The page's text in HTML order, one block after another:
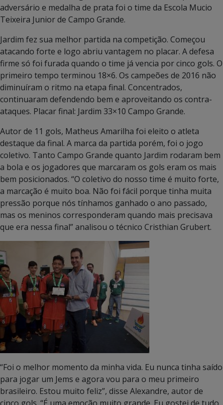
adversário e medalha de prata foi o time da Escola Mucio
Teixeira Junior de Campo Grande.
Jardim fez sua melhor partida na competição. Começou
atacando forte e logo abriu vantagem no placar. A defesa
firme só foi furada quando o time já vencia por cinco gols. O
primeiro tempo terminou 18×6. Os campeões de 2016 não
diminuíram o ritmo na etapa final. Concentrados,
continuaram defendendo bem e aproveitando os contra-
ataques. Placar final: Jardim 33×10 Campo Grande.
Autor de 11 gols, Matheus Amarilha foi eleito o atleta
destaque da final. A marca da partida porém, foi o jogo
coletivo. Tanto Campo Grande quanto Jardim rodaram bem
a bola e os jogadores que marcaram os gols eram os mais
bem posicionados. “O coletivo do nosso time é muito forte,
a marcação é muito boa. Não foi fácil porque tinha muita
pressão porque nós tínhamos ganhado o ano passado,
mas os meninos corresponderam quando mais precisava
que era nessa final” analisou o técnico Cristhian Grubert.
“Foi o melhor momento da minha vida. Eu nunca tinha saído
para jogar um Jems e agora vou para o meu primeiro
brasileiro. Estou muito feliz”, disse Alexandre, autor de